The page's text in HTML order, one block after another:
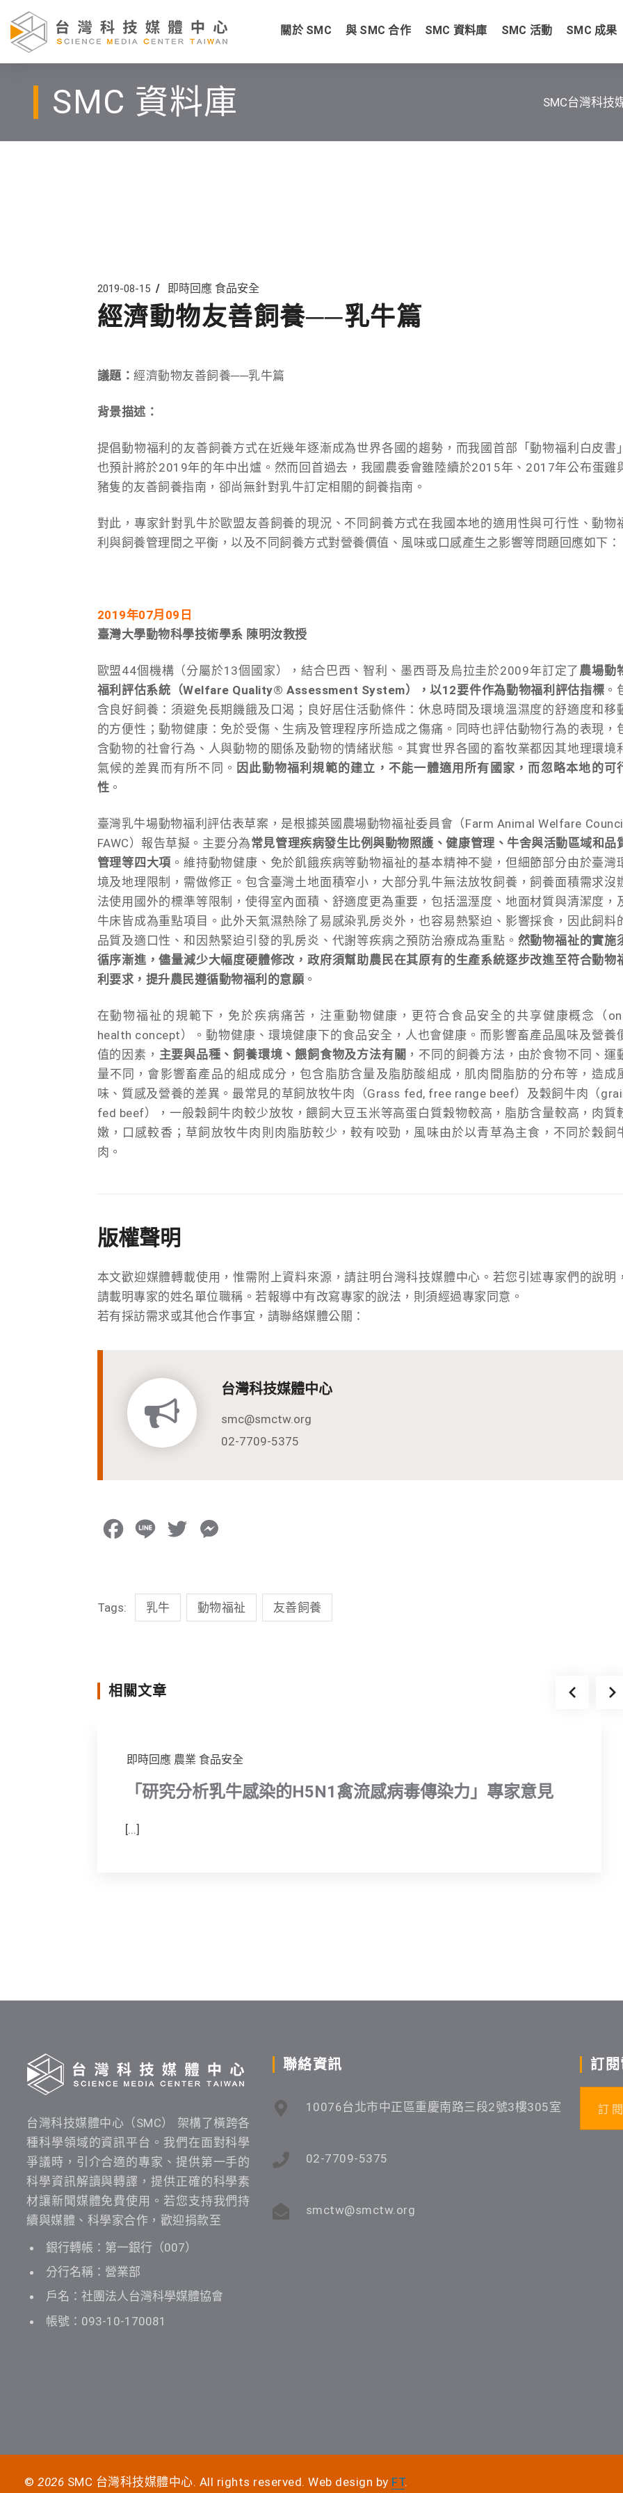
關於 SMC 與 SMC 合作 SMC 資料庫 SMC 活動 SMC 成果
SMC 資料庫 SMC台灣科技
2019-08-15 即時回應 食品安全
經濟動物友善飼養──乳牛篇
議題： 經濟動物友善飼養──乳牛篇
背景描述：
提倡動物福利的友善飼養方式在近幾年逐漸成為世界各國的趨勢，而我國首部「動物福利白皮書」
也預計將於2019年的年中出爐。然而回首過去，我國農委會雖陸續於2015年、2017年公布蛋雞
豬隻的友善飼養指南，卻尚無針對乳牛訂定相關的飼養指南。
對此，專家針對乳牛於歐盟友善飼養的現況、不同飼養方式在我國本地的適用性與可行性、動物
利與飼養管理間之平衡，以及不同飼養方式對營養價值、風味或口感產生之影響等問題回應如下：
2019年07月09日
臺灣大學動物科學技術學系 陳明汝教授
歐盟44個機構（分屬於13個國家），結合巴西、智利、墨西哥及烏拉圭於2009年訂定了 農場動
福利評估系統（Welfare Quality® Assessment System），以12要件作為動物福利評估指標 。
含良好飼養：須避免長期饑餓及口渴；良好居住活動條件：休息時間及環境溫濕度的舒適度和移
的方便性；動物健康：免於受傷、生病及管理程序所造成之傷痛。同時也評估動物行為的表現，
含動物的社會行為、人與動物的關係及動物的情緒狀態。其實世界各國的畜牧業都因其地理環境
氣候的差異而有所不同。 因此動物福利規範的建立，不能一體適用所有國家，而忽略本地的可
性 。
臺灣乳牛場動物福利評估表草案，是根據英國農場動物福祉委員會（Farm Animal Welfare
FAWC）報告草擬。主要分為常見管理疾病發生比例與動物照護、健康管理、牛舍與活動區域和品
管理等四大項 。維持動物健康、免於飢餓疾病等動物福祉的基本精神不變，但細節部分由於臺灣
境及地理限制，需做修正。包含臺灣土地面積窄小，大部分乳牛無法放牧飼養，飼養面積需求沒
法使用國外的標準等限制，使得室內面積、舒適度更為重要，包括溫溼度、地面材質與清潔度，
牛床皆成為重點項目。此外天氣濕熱除了易感染乳房炎外，也容易熱緊迫、影響採食，因此飼料
品質及適口性、和因熱緊迫引發的乳房炎、代謝等疾病之預防治療成為重點。 然動物福祉的實施
循序漸進，儘量減少大幅度硬體修改，政府須幫助農民在其原有的生產系統逐步改進至符合動物
利要求，提升農民遵循動物福利的意願 。
在動物福祉的規範下，免於疾病痛苦，注重動物健康，更符合食品安全的共享健康概念（
health concept）。動物健康、環境健康下的食品安全，人也會健康。而影響畜產品風味及營養
值的因素， 主要與品種、飼養環境、餵飼食物及方法有關 ，不同的飼養方法，由於食物不同、運
量不同，會影響畜產品的組成成分，包含脂肪含量及脂肪酸組成，肌肉間脂肪的分布等，造成
味、質感及營養的差異。最常見的草飼放牧牛肉（Grass fed, free range beef）及穀飼牛肉（
fed beef），一般穀飼牛肉較少放牧，餵飼大豆玉米等高蛋白質穀物較高，脂肪含量較高，肉質
嫩，口感較香；草飼放牧牛肉則肉脂肪較少，較有咬勁，風味由於以青草為主食，不同於穀飼
肉。
版權聲明
本文歡迎媒體轉載使用，惟需附上資料來源，請註明台灣科技媒體中心。若您引述專家們的說明，
請載明專家的姓名單位職稱。若報導中有改寫專家的說法，則須經過專家同意。
若有採訪需求或其他合作事宜，請聯絡媒體公關：
台灣科技媒體中心
smc@smctw.org
02-7709-5375
o
e
s
Tags: 乳牛 動物福祉 友善飼養
相關文章
即時回應 農業 食品安全
「研究分析乳牛感染的H5N1禽流感病毒傳染力」專家意見
[...]
台灣科技媒體中心（SMC） 架構了橫跨各
種科學領域的資訊平台。我們在面對科學
爭議時，引介合適的專家、提供第一手的
科學資訊解讀與轉譯，提供正確的科學素
材讓新聞媒體免費使用。若您支持我們持
續與媒體、科學家合作，歡迎捐款至
銀行轉帳：第一銀行（007）
分行名稱：營業部
戶名：社團法人台灣科學媒體協會
帳號：093-10-170081
聯絡資訊
10076台北市中正區重慶南路三段2號3樓305室
02-7709-5375
smctw@smctw.org
訂
訂
© 2026 SMC 台灣科技媒體中心. All rights reserved. Web design by FT.